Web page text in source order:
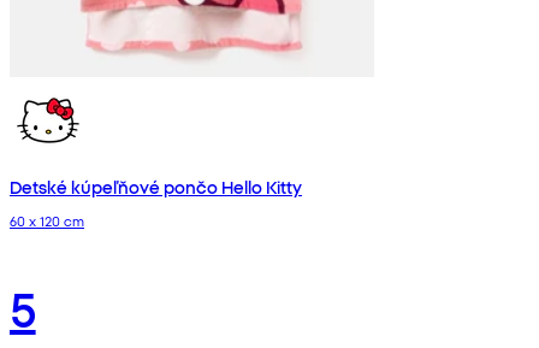
Detské kúpeľňové pončo Hello Kitty
60 x 120 cm
5